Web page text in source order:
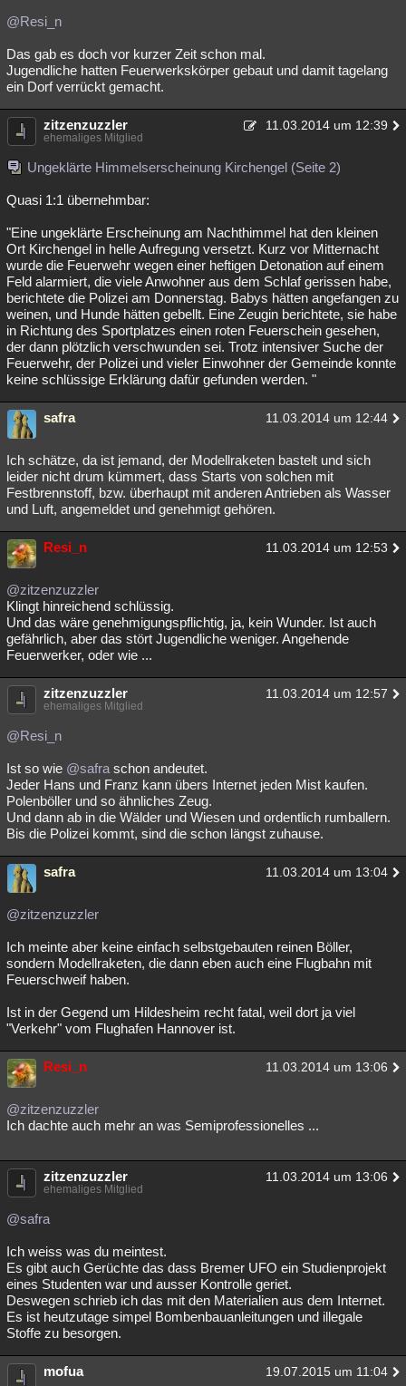
@Resi_n
Das gab es doch vor kurzer Zeit schon mal.
Jugendliche hatten Feuerwerkskörper gebaut und damit tagelang
ein Dorf verrückt gemacht.
zitzenzuzzler 11.03.2014 um 12:39
ehemaliges Mitglied
Ungeklärte Himmelserscheinung Kirchengel (Seite 2)
Quasi 1:1 übernehmbar:
"Eine ungeklärte Erscheinung am Nachthimmel hat den kleinen
Ort Kirchengel in helle Aufregung versetzt. Kurz vor Mitternacht
wurde die Feuerwehr wegen einer heftigen Detonation auf einem
Feld alarmiert, die viele Anwohner aus dem Schlaf gerissen habe,
berichtete die Polizei am Donnerstag. Babys hätten angefangen zu
weinen, und Hunde hätten gebellt. Eine Zeugin berichtete, sie habe
in Richtung des Sportplatzes einen roten Feuerschein gesehen,
der dann plötzlich verschwunden sei. Trotz intensiver Suche der
Feuerwehr, der Polizei und vieler Einwohner der Gemeinde konnte
keine schlüssige Erklärung dafür gefunden werden. "
safra 11.03.2014 um 12:44
Ich schätze, da ist jemand, der Modellraketen bastelt und sich
leider nicht drum kümmert, dass Starts von solchen mit
Festbrennstoff, bzw. überhaupt mit anderen Antrieben als Wasser
und Luft, angemeldet und genehmigt gehören.
Resi_n 11.03.2014 um 12:53
@zitzenzuzzler
Klingt hinreichend schlüssig.
Und das wäre genehmigungspflichtig, ja, kein Wunder. Ist auch
gefährlich, aber das stört Jugendliche weniger. Angehende
Feuerwerker, oder wie ...
zitzenzuzzler 11.03.2014 um 12:57
ehemaliges Mitglied
@Resi_n
Ist so wie @safra schon andeutet.
Jeder Hans und Franz kann übers Internet jeden Mist kaufen.
Polenböller und so ähnliches Zeug.
Und dann ab in die Wälder und Wiesen und ordentlich rumballern.
Bis die Polizei kommt, sind die schon längst zuhause.
safra 11.03.2014 um 13:04
@zitzenzuzzler
Ich meinte aber keine einfach selbstgebauten reinen Böller,
sondern Modellraketen, die dann eben auch eine Flugbahn mit
Feuerschweif haben.
Ist in der Gegend um Hildesheim recht fatal, weil dort ja viel
"Verkehr" vom Flughafen Hannover ist.
Resi_n 11.03.2014 um 13:06
@zitzenzuzzler
Ich dachte auch mehr an was Semiprofessionelles ...
zitzenzuzzler 11.03.2014 um 13:06
ehemaliges Mitglied
@safra
Ich weiss was du meintest.
Es gibt auch Gerüchte das dass Bremer UFO ein Studienprojekt
eines Studenten war und ausser Kontrolle geriet.
Deswegen schrieb ich das mit den Materialien aus dem Internet.
Es ist heutzutage simpel Bombenbauanleitungen und illegale
Stoffe zu besorgen.
mofua 19.07.2015 um 11:04